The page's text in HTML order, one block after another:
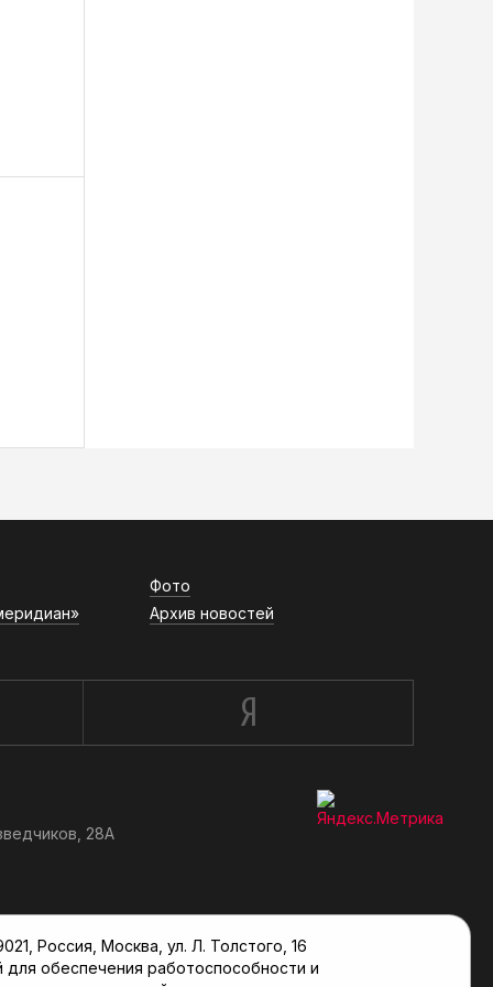
Фото
Архив новостей
28А
Россия, Москва, ул. Л. Толстого, 16
обеспечения работоспособности и